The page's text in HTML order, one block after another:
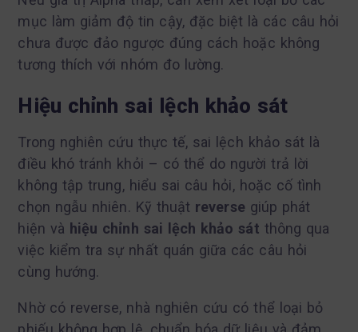
mục làm giảm độ tin cậy, đặc biệt là các câu hỏi
chưa được đảo ngược đúng cách hoặc không
tương thích với nhóm đo lường.
Hiệu chỉnh sai lệch khảo sát
Trong nghiên cứu thực tế, sai lệch khảo sát là
điều khó tránh khỏi – có thể do người trả lời
không tập trung, hiểu sai câu hỏi, hoặc cố tình
chọn ngẫu nhiên. Kỹ thuật reversegiúp phát
hiện và hiệu chỉnh sai lệch khảo sát thông qua
việc kiểm tra sự nhất quán giữa các câu hỏi
cùng hướng.
Nhờ có reverse, nhà nghiên cứu có thể loại bỏ